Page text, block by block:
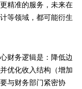
精准的服务，未来在
等领域，都可能衍生
财务逻辑是：降低边
优化收入结构（增加
与财务部门紧密协